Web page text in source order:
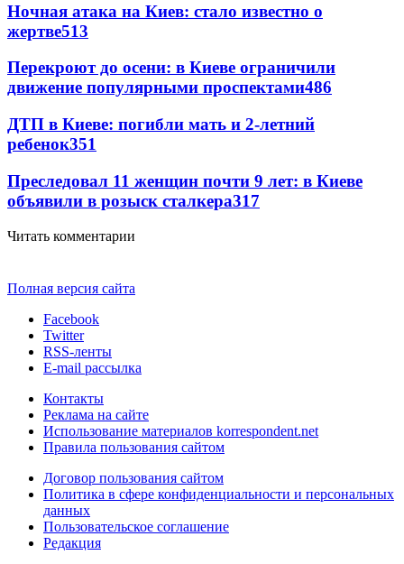
Ночная атака на Киев: стало известно о
жертве513
Перекроют до осени: в Киеве ограничили
движение популярными проспектами486
ДТП в Киеве: погибли мать и 2-летний
ребенок351
Преследовал 11 женщин почти 9 лет: в Киеве
объявили в розыск сталкера317
Читать комментарии
Полная версия сайта
Facebook
Twitter
RSS-ленты
E-mail рассылка
Контакты
Реклама на сайте
Использование материалов korrespondent.net
Правила пользования сайтом
Договор пользования сайтом
Политика в сфере конфиденциальности и персональных
данных
Пользовательское соглашение
Редакция